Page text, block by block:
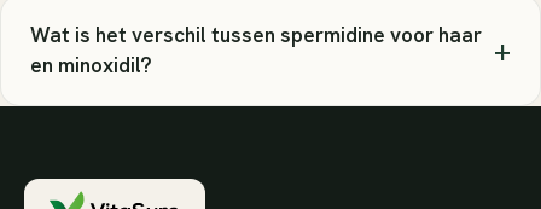
Wat is het verschil tussen spermidine voor haar
en minoxidil?
+